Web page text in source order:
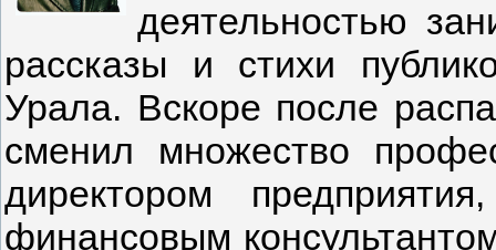
деятельностью
рассказы и стихи
Урала. Вскоре после
сменил множество
директором
финансовым